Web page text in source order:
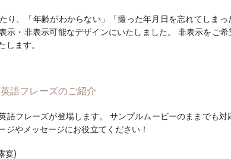
り、「年齢がわからない」「撮った年月日を忘れてしま
示・非表示可能なデザインにいたしました。 非表示をご
します。
語フレーズのご紹介
語フレーズが登場します。 サンプルムービーのままでも
ジやメッセージにお役立てください！
宴)